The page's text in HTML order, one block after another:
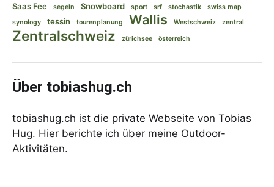
Saas Fee segeln Snowboard sport srf stochastik
swiss map
synology
tessin tourenplanung Wallis Westschweiz zentral
Zentralschweiz zürichsee österreich
Über tobiashug.ch
tobiashug.ch ist die private Webseite von Tobias
Hug. Hier berichte ich über meine Outdoor-
Aktivitäten.